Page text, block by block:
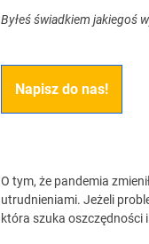
Byłeś świadkiem jakiegoś
Napisz do nas!
O tym, że pandemia
utrudnieniami. Jeżeli
która szuka oszczędności